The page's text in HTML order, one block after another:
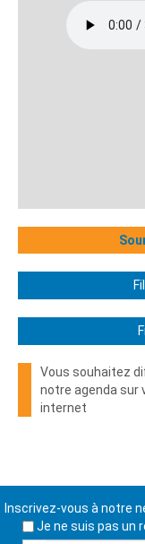
Vous souhaitez
notre agenda sur
internet
Inscrivez-vous à notre
Je ne suis pas un